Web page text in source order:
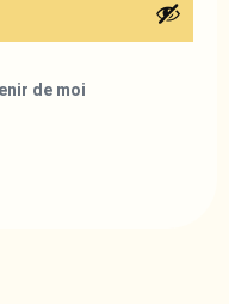
de moi